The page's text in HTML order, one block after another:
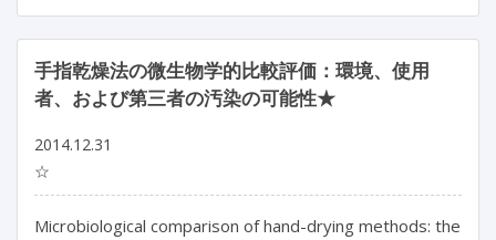
手指乾燥法の微生物学的比較評価：環境、使用
者、および第三者の汚染の可能性★
2014.12.31
☆
Microbiological comparison of hand-drying methods: the